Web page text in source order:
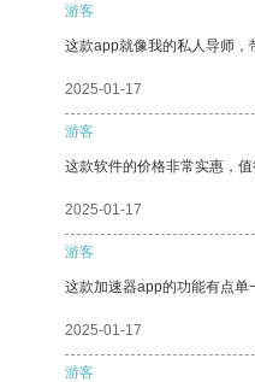
游客
这款app就像我的私人导师，
2025-01-17
游客
这款软件的价格非常实惠，值
2025-01-17
游客
这款加速器app的功能有点单
2025-01-17
游客